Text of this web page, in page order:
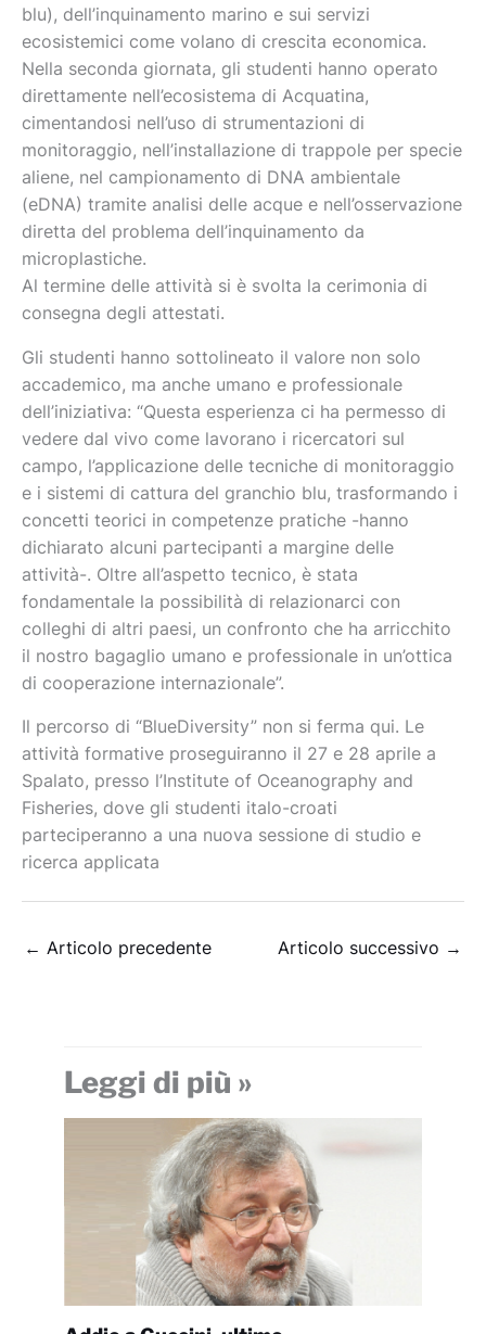
blu), dell’inquinamento marino e sui servizi
ecosistemici come volano di crescita economica.
Nella seconda giornata, gli studenti hanno operato
direttamente nell’ecosistema di Acquatina,
cimentandosi nell’uso di strumentazioni di
monitoraggio, nell’installazione di trappole per specie
aliene, nel campionamento di DNA ambientale
(eDNA) tramite analisi delle acque e nell’osservazione
diretta del problema dell’inquinamento da
microplastiche.
Al termine delle attività si è svolta la cerimonia di
consegna degli attestati.
Gli studenti hanno sottolineato il valore non solo
accademico, ma anche umano e professionale
dell’iniziativa: “Questa esperienza ci ha permesso di
vedere dal vivo come lavorano i ricercatori sul
campo, l’applicazione delle tecniche di monitoraggio
e i sistemi di cattura del granchio blu, trasformando i
concetti teorici in competenze pratiche -hanno
dichiarato alcuni partecipanti a margine delle
attività-. Oltre all’aspetto tecnico, è stata
fondamentale la possibilità di relazionarci con
colleghi di altri paesi, un confronto che ha arricchito
il nostro bagaglio umano e professionale in un’ottica
di cooperazione internazionale”.
Il percorso di “BlueDiversity” non si ferma qui. Le
attività formative proseguiranno il 27 e 28 aprile a
Spalato, presso l’Institute of Oceanography and
Fisheries, dove gli studenti italo-croati
parteciperanno a una nuova sessione di studio e
ricerca applicata
← Articolo precedente Articolo successivo →
Leggi di più »